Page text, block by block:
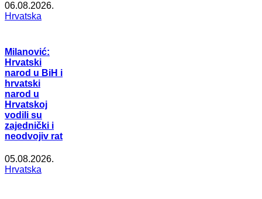
06.08.2026.
Hrvatska
Milanović:
Hrvatski
narod u BiH i
hrvatski
narod u
Hrvatskoj
vodili su
zajednički i
neodvojiv rat
05.08.2026.
Hrvatska